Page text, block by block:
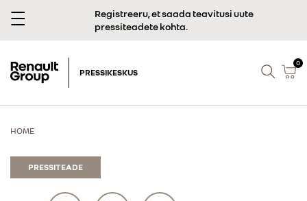
Registreeru, et saada teavitusi uute
pressiteadete kohta.
PRESSIKESKUS
0
HOME
PRESSITEADE